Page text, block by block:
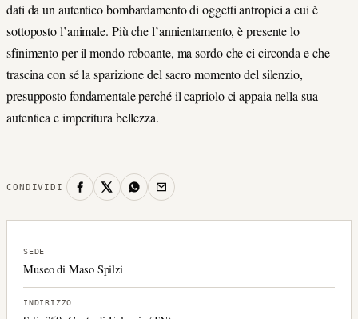
dati da un autentico bombardamento di oggetti antropici a cui è
sottoposto l’animale. Più che l’annientamento, è presente lo
sfinimento per il mondo roboante, ma sordo che ci circonda e che
trascina con sé la sparizione del sacro momento del silenzio,
presupposto fondamentale perché il capriolo ci appaia nella sua
autentica e imperitura bellezza.
CONDIVIDI
SEDE
Museo di Maso Spilzi
INDIRIZZO